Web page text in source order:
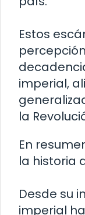
Estos
imperial,
la
En
la historia
Desde su
imperial